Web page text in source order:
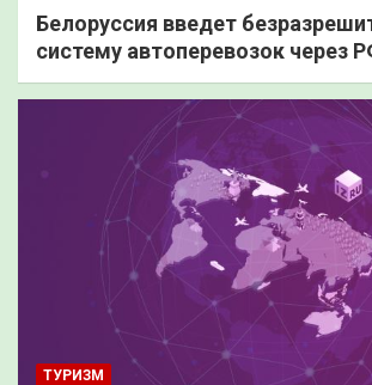
Белоруссия введет
систему автоперевозок через
ТУРИЗМ